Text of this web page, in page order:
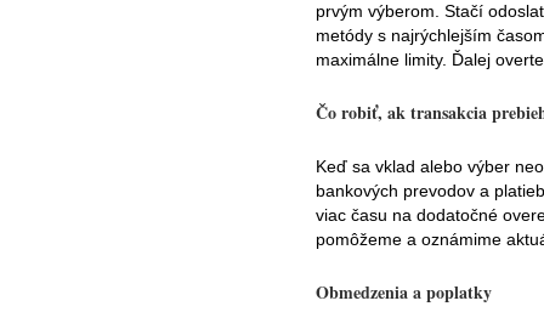
prvým výberom. Stačí
metódy s najrýchlejším
maximálne limity. Ďalej
Čo robiť, ak transakcia
Keď sa vklad alebo výber
bankových prevodov a
viac času na dodatočné
pomôžeme a oznámime
Obmedzenia a poplatky